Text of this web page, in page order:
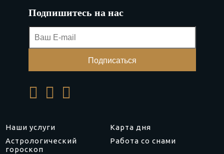
Наши услуги
Карта дня
Астрологический
гороскоп
Работа со снами
Подпишитесь на нас